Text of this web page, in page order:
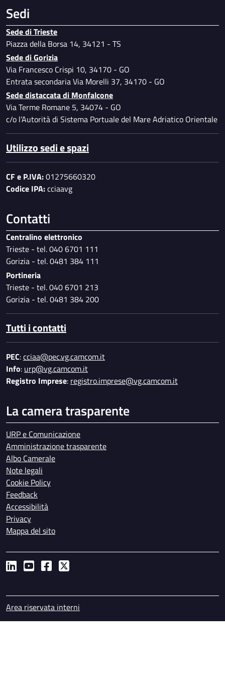
Sedi
Sede di Trieste
Piazza della Borsa 14, 34121 - TS
Sede di Gorizia
Via Francesco Crispi 10, 34170 - GO
Entrata secondaria Via Morelli 37, 34170 - GO
Sede distaccata di Monfalcone
Via Terme Romane 5, 34074 - GO
c/o l’Autorità di Sistema Portuale del Mare Adriatico Orientale
Utilizzo sedi e spazi
CF e P.IVA:01275660320
Codice IPA:cciaavg
Contatti
Centralino elettronico
Trieste - tel. 040 6701 111
Gorizia - tel. 0481 384 111
Portineria
Trieste - tel. 040 6701 213
Gorizia - tel. 0481 384 200
Tutti i contatti
PEC:cciaa@pec.vg.camcom.it
Info: urp@vg.camcom.it
Registro Imprese: registro.imprese@vg.camcom.it
La camera trasparente
URP e Comunicazione
Amministrazione trasparente
Albo Camerale
Note legali
Cookie Policy
Feedback
Accessibilità
Privacy
Mappa del sito
Piè di pagina
Area riservata interni